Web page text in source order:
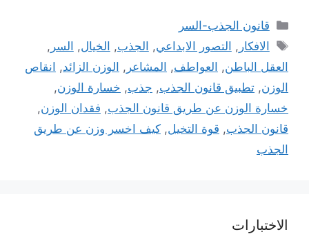
التصنيفات
قانون الجذب-السر
الوسوم
الافكار , التصور الابداعي, الجذب, الخيال, السر ,
العقل الباطن, العواطف, المشاعر , الوزن الزائد, انقاص
الوزن, تطبيق قانون الجذب, جذب, خسارة الوزن,
خسارة الوزن عن طريق قانون الجذب, فقدان الوزن,
قانون الجذب, قوة التخيل, كيف اخسر وزن عن طريق
الجذب
الاختبارات